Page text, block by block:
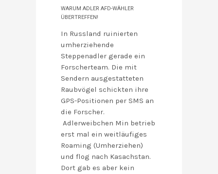
WARUM ADLER AFD-WÄHLER
ÜBERTREFFEN!
In Russland ruinierten
umherziehende
Steppenadler gerade ein
Forscherteam. Die mit
Sendern ausgestatteten
Raubvögel schickten ihre
GPS-Positionen per SMS an
die Forscher.
Adlerweibchen Min betrieb
erst mal ein weitläufiges
Roaming (Umherziehen)
und flog nach Kasachstan.
Dort gab es aber kein